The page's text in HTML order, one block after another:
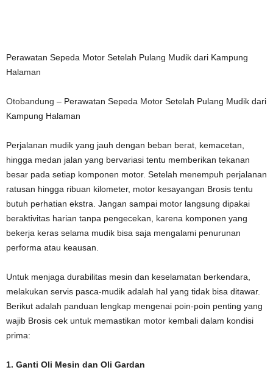
Perawatan Sepeda Motor Setelah Pulang Mudik dari Kampung
Halaman
Otobandung – Perawatan Sepeda Motor Setelah Pulang Mudik dari
Kampung Halaman
Perjalanan mudik yang jauh dengan beban berat, kemacetan,
hingga medan jalan yang bervariasi tentu memberikan tekanan
besar pada setiap komponen motor. Setelah menempuh perjalanan
ratusan hingga ribuan kilometer, motor kesayangan Brosis tentu
butuh perhatian ekstra. Jangan sampai motor langsung dipakai
beraktivitas harian tanpa pengecekan, karena komponen yang
bekerja keras selama mudik bisa saja mengalami penurunan
performa atau keausan.
Untuk menjaga durabilitas mesin dan keselamatan berkendara,
melakukan servis pasca-mudik adalah hal yang tidak bisa ditawar.
Berikut adalah panduan lengkap mengenai poin-poin penting yang
wajib Brosis cek untuk memastikan motor kembali dalam kondisi
prima:
1. Ganti Oli Mesin dan Oli Gardan